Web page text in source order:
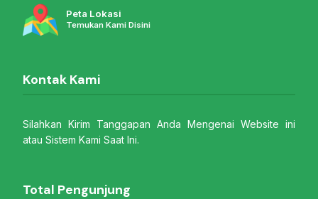
Peta Lokasi
Temukan Kami Disini
Kontak Kami
Silahkan Kirim Tanggapan Anda Mengenai Website ini
atau Sistem Kami Saat Ini.
Total Pengunjung